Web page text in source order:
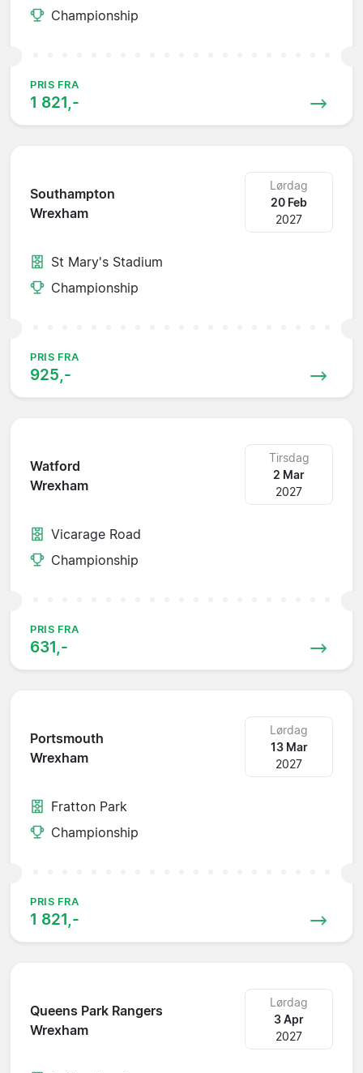
Championship
PRIS FRA
1 821,-
Southampton
Wrexham
Lørdag
20 Feb
2027
St Mary's Stadium
Championship
PRIS FRA
925,-
Watford
Wrexham
Tirsdag
2 Mar
2027
Vicarage Road
Championship
PRIS FRA
631,-
Portsmouth
Wrexham
Lørdag
13 Mar
2027
Fratton Park
Championship
PRIS FRA
1 821,-
Queens Park Rangers
Wrexham
Lørdag
3 Apr
2027